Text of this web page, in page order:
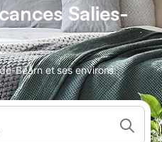
Salies-
Béarn et ses environs.